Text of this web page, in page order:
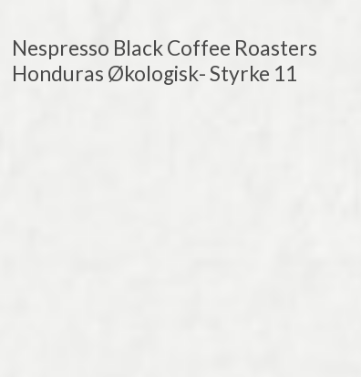
Nespresso Black Coffee Roasters
Honduras Økologisk- Styrke 11